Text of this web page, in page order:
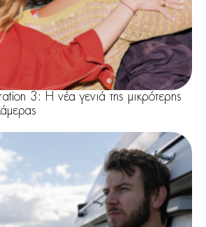
3: Η νέα γενιά της μικρότερης